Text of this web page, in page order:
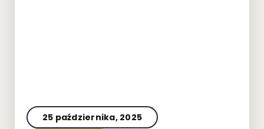
25 października, 2025